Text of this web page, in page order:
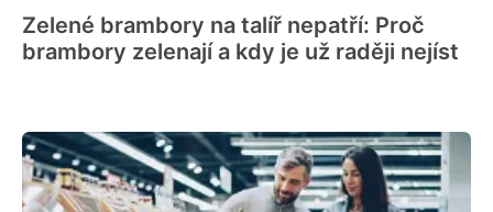
Zelené brambory na talíř nepatří: Proč
brambory zelenají a kdy je už raději nejíst